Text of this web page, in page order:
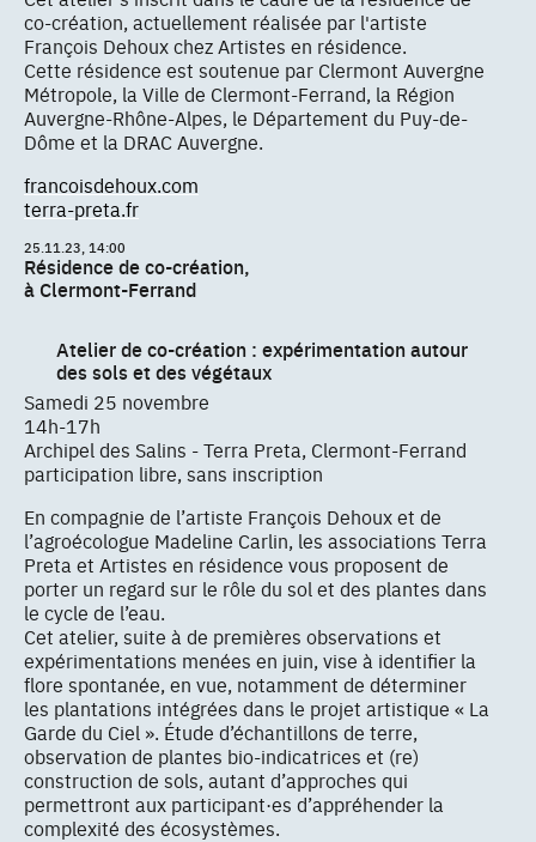
co-création, actuellement réalisée par l'artiste
François Dehoux chez Artistes en résidence.
Cette résidence est soutenue par Clermont Auvergne
Métropole, la Ville de Clermont-Ferrand, la Région
Auvergne-Rhône-Alpes, le Département du Puy-de-
Dôme et la DRAC Auvergne.
francoisdehoux.com
terra-preta.fr
25.11.23, 14:00
Résidence de co-création,
à Clermont-Ferrand
Atelier de co-création : expérimentation autour
des sols et des végétaux
Samedi 25 novembre
14h-17h
Archipel des Salins - Terra Preta, Clermont-Ferrand
participation libre, sans inscription
En compagnie de l’artiste François Dehoux et de
l’agroécologue Madeline Carlin, les associations Terra
Preta et Artistes en résidence vous proposent de
porter un regard sur le rôle du sol et des plantes dans
le cycle de l’eau.
Cet atelier, suite à de premières observations et
expérimentations menées en juin, vise à identifier la
flore spontanée, en vue, notamment de déterminer
les plantations intégrées dans le projet artistique « La
Garde du Ciel ». Étude d’échantillons de terre,
observation de plantes bio-indicatrices et (re)
construction de sols, autant d’approches qui
permettront aux participant·es d’appréhender la
complexité des écosystèmes.